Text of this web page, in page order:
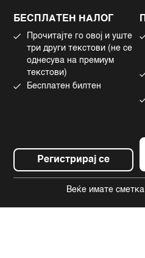
БЕСПЛАТЕН НАЛОГ
Прочитајте го овој и уште
три други текстови (не се
однесува на премиум
текстови)
Бесплатен билтен
Регистрирај се
Веќе имате
Употреба на вештачка
©2022 - 2026 Bloomberg L.P. All
BLOOMBERG logo are registered
Bloomberg Finance L.P. or its
Bloomberg Adria is a
News CMS